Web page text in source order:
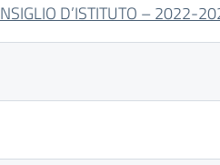
D’ISTITUTO – 2022-